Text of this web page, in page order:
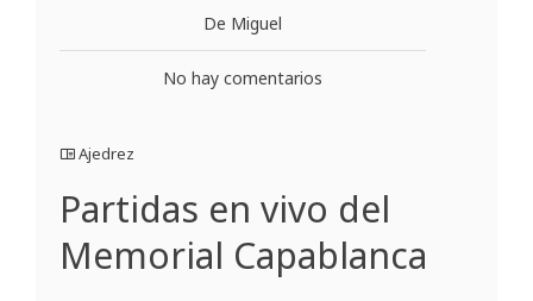
De Miguel
No hay comentarios
Ajedrez
Partidas en vivo del
Memorial Capablanca